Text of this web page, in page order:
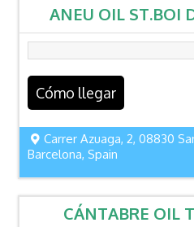
ANEU OIL ST.BOI
Cómo llegar
Carrer Azuaga, 2, 08830
Barcelona, Spain
CÁNTABRE OIL